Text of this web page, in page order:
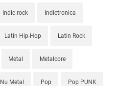
Indie rock Indietronica
Latin Hip-Hop Latin Rock
Metal Metalcore
Nu Metal Pop Pop PUNK